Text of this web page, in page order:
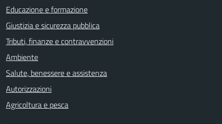
Educazione e formazione
Giustizia e sicurezza pubblica
Tributi, finanze e contravvenzioni
Ambiente
Salute, benessere e assistenza
Autorizzazioni
Agricoltura e pesca